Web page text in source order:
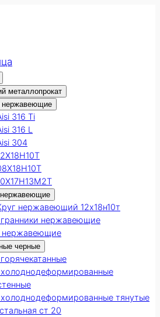
металлопрокат
нержавеющие
316 Ti
316 L
304
нержавеющие
нержавеющий 12х18н10т
нержавеющие
нержавеющие
черные
тянутые
ст 20